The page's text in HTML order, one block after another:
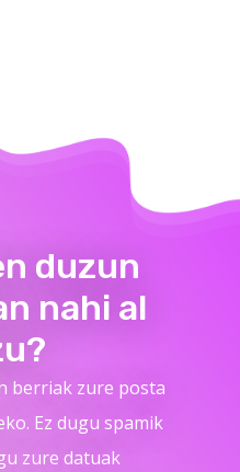
duzun
nahi al
berriak zure posta
Ez dugu spamik
zure datuak